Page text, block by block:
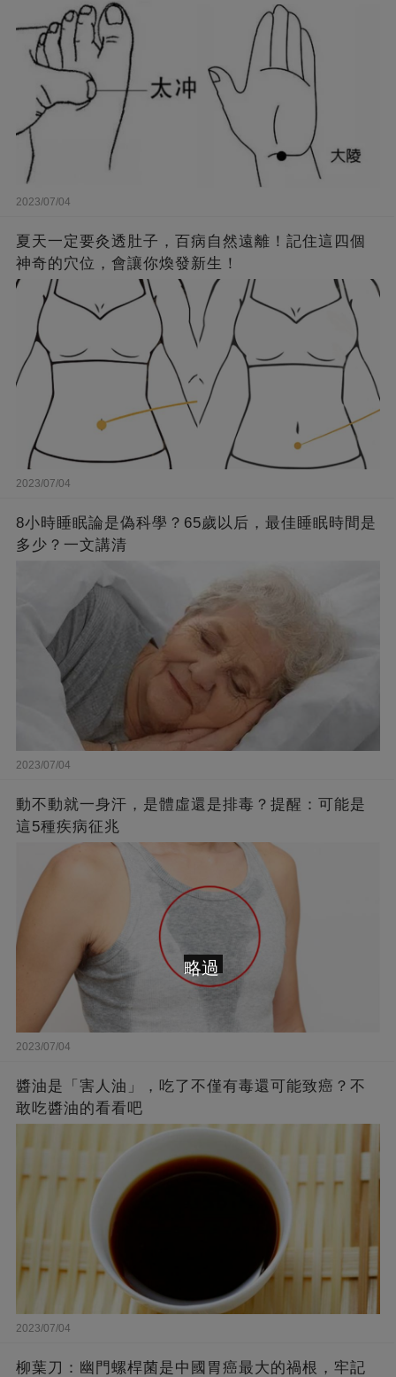
2023/07/04
夏天一定要灸透肚子，百病自然遠離！記住這四個
神奇的穴位，會讓你煥發新生！
2023/07/04
8小時睡眠論是偽科學？65歲以后，最佳睡眠時間是
多少？一文講清
2023/07/04
動不動就一身汗，是體虛還是排毒？提醒：可能是
這5種疾病征兆
2023/07/04
醬油是「害人油」，吃了不僅有毒還可能致癌？不
敢吃醬油的看看吧
2023/07/04
柳葉刀：幽門螺桿菌是中國胃癌最大的禍根，牢記
略過